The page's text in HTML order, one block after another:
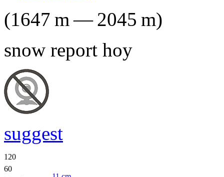
(1647 m—2045 m)
snow report hoy
suggest
120
60